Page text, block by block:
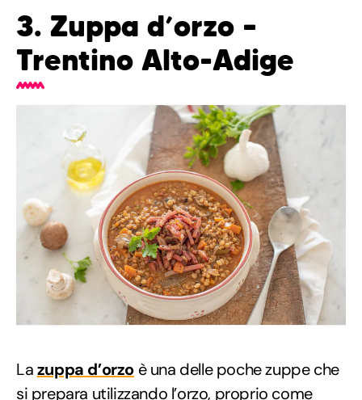
3. Zuppa d’orzo –
Trentino Alto-Adige
Lazuppa d’orzo è una delle poche zuppe che
si prepara utilizzando l’orzo, proprio come